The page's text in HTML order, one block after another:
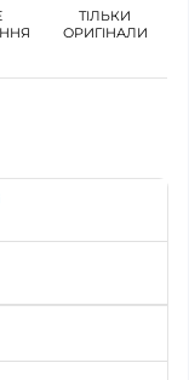
ТІЛЬКИ
ОРИГІНАЛИ